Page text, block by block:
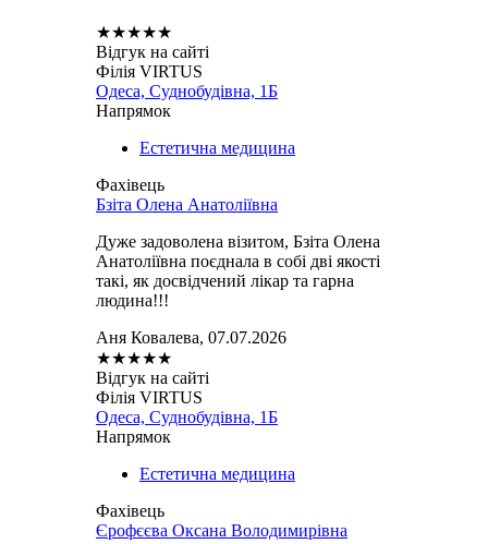
★★★★★
Відгук на сайті
Філія VIRTUS
Одеса, Суднобудівна, 1Б
Напрямок
Естетична медицина
Фахівець
Бзіта Олена Анатоліївна
Дуже задоволена візитом, Бзіта Олена
Анатоліївна поєднала в собі дві якості
такі, як досвідчений лікар та гарна
людина!!!
Аня Ковалева, 07.07.2026
★★★★★
Відгук на сайті
Філія VIRTUS
Одеса, Суднобудівна, 1Б
Напрямок
Естетична медицина
Фахівець
Єрофєєва Оксана Володимирівна